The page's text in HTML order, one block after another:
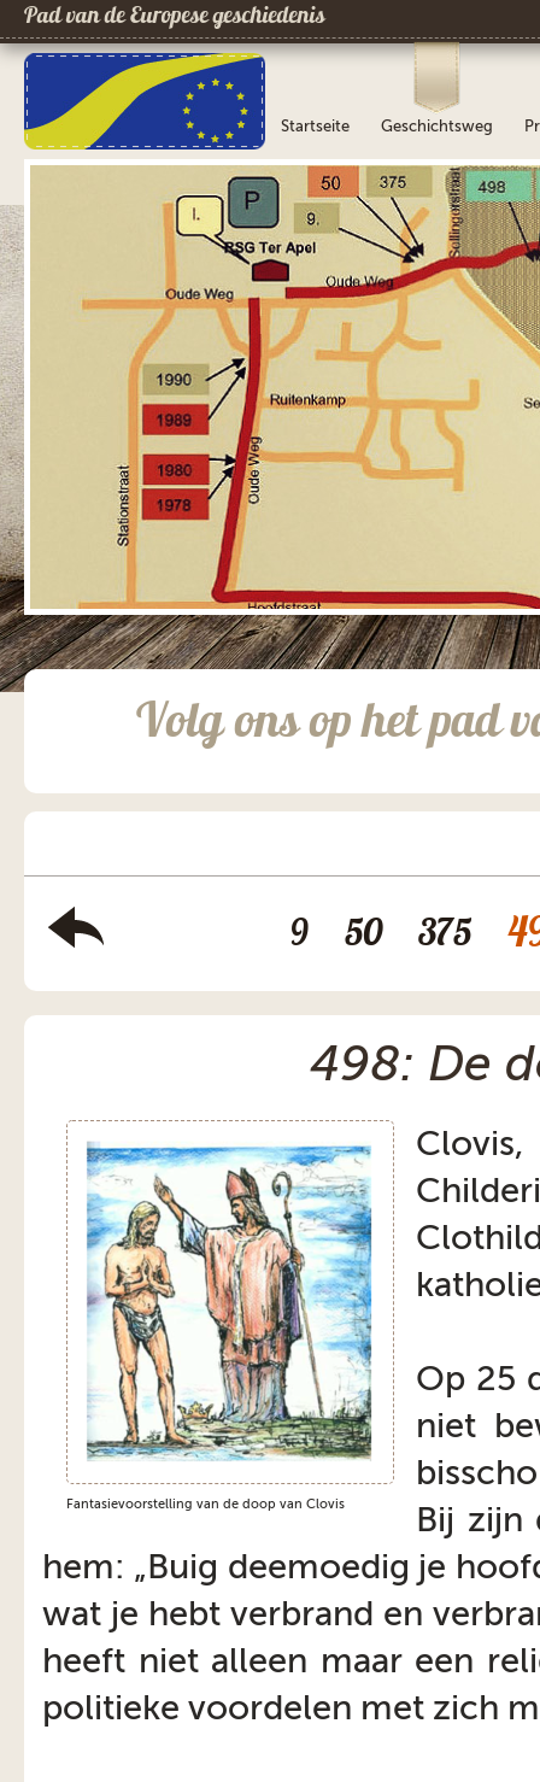
Pad van de Europese geschiedenis
Startseite Geschichtsweg
Volg ons op het pad
9 50 375
498: De
Fantasievoorstelling van de doop van Clovis
Op 25
niet
Bij zijn
hem: „Buig deemoedig je
wat je hebt verbrand en
heeft niet alleen maar een
politieke voordelen met zich